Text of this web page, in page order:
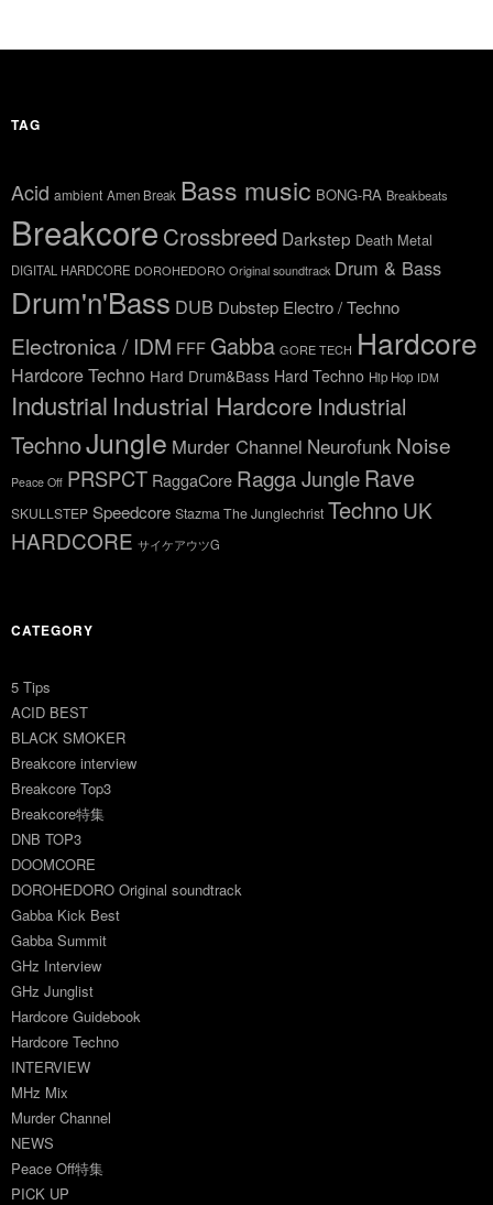
TAG
Acid ambient Amen Break Bass music BONG-RA Breakbeats
Breakcore Crossbreed Darkstep Death Metal
DIGITAL HARDCORE DOROHEDORO Original soundtrack Drum & Bass
Drum'n'Bass DUB Dubstep Electro / Techno
Electronica / IDM FFF Gabba GORE TECH Hardcore
Hardcore Techno Hard Drum&Bass Hard Techno Hip Hop IDM
Industrial Industrial Hardcore Industrial
TechnoJungle Murder Channel Neurofunk Noise
Peace Off PRSPCT RaggaCore Ragga JungleRave
SKULLSTEP Speedcore Stazma The Junglechrist TechnoUK
HARDCORE サイケアウツG
CATEGORY
5 Tips
ACID BEST
BLACK SMOKER
Breakcore interview
Breakcore Top3
Breakcore特集
DNB TOP3
DOOMCORE
DOROHEDORO Original soundtrack
Gabba Kick Best
Gabba Summit
GHz Interview
GHz Junglist
Hardcore Guidebook
Hardcore Techno
INTERVIEW
MHz Mix
Murder Channel
NEWS
Peace Off特集
PICK UP